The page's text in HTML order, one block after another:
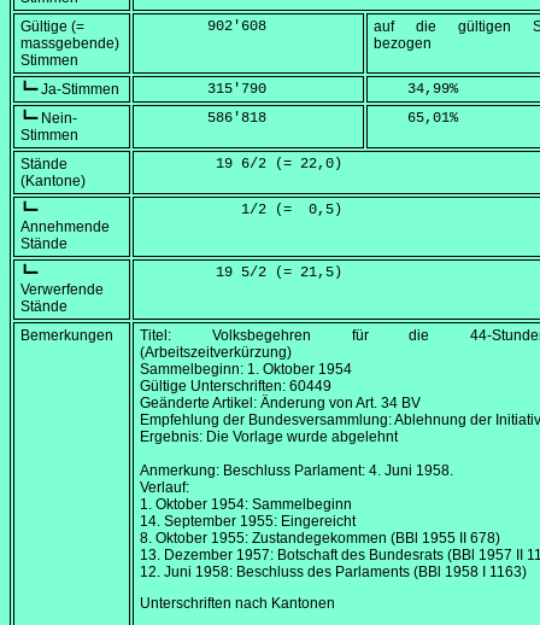
Gültige (=
massgebende)
Stimmen
        902'608
auf die gültigen
bezogen
┗━ Ja-Stimmen
        315'790
    34,99
%
┗━ Nein-
Stimmen
        586'818
    65,01
%
Stände
(Kantone)
         19 6/2 (=
22,0 )
┗━
Annehmende
Stände
            1/2 (=
  0,5
)
┗━
Verwerfende
Stände
         19 5/2 (=
21,5 )
Bemerkungen
Titel: Volksbegehren für die 44-
(Arbeitszeitverkürzung)
Sammelbeginn: 1. Oktober 1954
Gültige Unterschriften: 60449
Geänderte Artikel: Änderung von Art. 34 BV
Empfehlung der Bundesversammlung: Ablehnung der
Ergebnis: Die Vorlage wurde abgelehnt
Anmerkung: Beschluss Parlament: 4. Juni 1958.
Verlauf:
1. Oktober 1954: Sammelbeginn
14. September 1955: Eingereicht
8. Oktober 1955: Zustandegekommen (BBl 1955 II 678)
13. Dezember 1957: Botschaft des Bundesrats (BBl 1957 II
12. Juni 1958: Beschluss des Parlaments (BBl 1958 I 1163)
Unterschriften nach Kantonen